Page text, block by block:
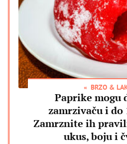
BRZO &
Paprike mogu
zamrzivaču i do
Zamrznite ih
ukus, boju i